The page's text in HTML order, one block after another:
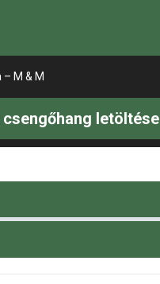
– M & M
csengőhang letöltése